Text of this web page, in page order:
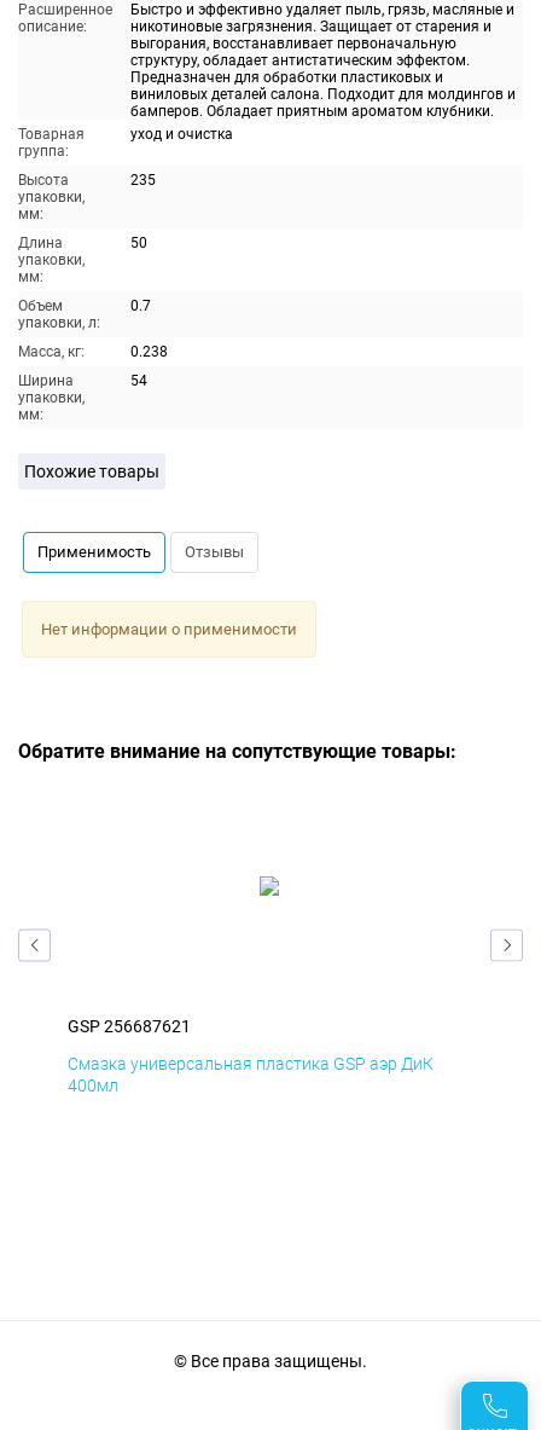
Расширенное
описание:
Быстро и эффективно удаляет пыль, грязь, масляные и
никотиновые загрязнения. Защищает от старения и
выгорания, восстанавливает первоначальную
структуру, обладает антистатическим эффектом.
Предназначен для обработки пластиковых и
виниловых деталей салона. Подходит для молдингов и
бамперов. Обладает приятным ароматом клубники.
Товарная
группа:
уход и очистка
Высота
упаковки,
мм:
235
Длина
упаковки,
мм:
50
Объем
упаковки, л:
0.7
Масса, кг:
0.238
Ширина
упаковки,
мм:
54
Похожие товары
Применимость Отзывы
Нет информации о применимости
Обратите внимание на сопутствующие товары:
GSP 256687621
Смазка универсальная пластика GSP аэр ДиК
400мл
© Все права защищены.